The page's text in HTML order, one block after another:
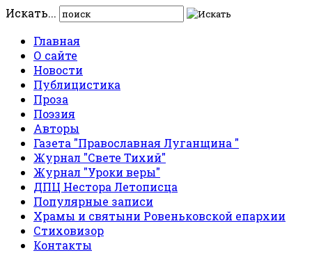
Искать...
Главная
О сайте
Новости
Публицистика
Проза
Поэзия
Авторы
Газета "Православная Луганщина "
Журнал "Свете Тихий"
Журнал "Уроки веры"
ДПЦ Нестора Летописца
Популярные записи
Храмы и святыни Ровеньковской епархии
Стиховизор
Контакты